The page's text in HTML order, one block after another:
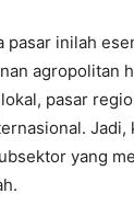
pasar inilah
agropolitan
pasar
Jadi,
yang